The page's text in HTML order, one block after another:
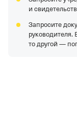
и
Запросите
руководителя.
то другой —